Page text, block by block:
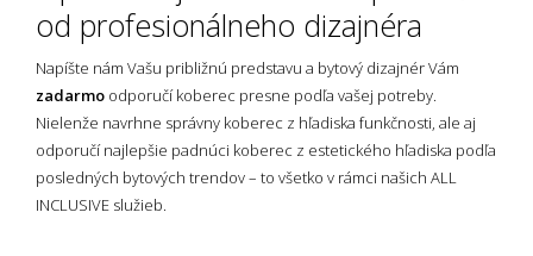
od profesionálneho dizajnéra
Napíšte nám Vašu približnú predstavu a bytový dizajnér Vám
zadarmo odporučí koberec presne podľa vašej potreby.
Nielenže navrhne správny koberec z hľadiska funkčnosti, ale aj
odporučí najlepšie padnúci koberec z estetického hľadiska podľa
posledných bytových trendov – to všetko v rámci našich ALL
INCLUSIVE služieb.